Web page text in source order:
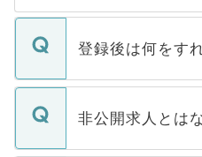
登録後は何をす
ご登録いただきま
登録内容を確認し
非公開求人とは